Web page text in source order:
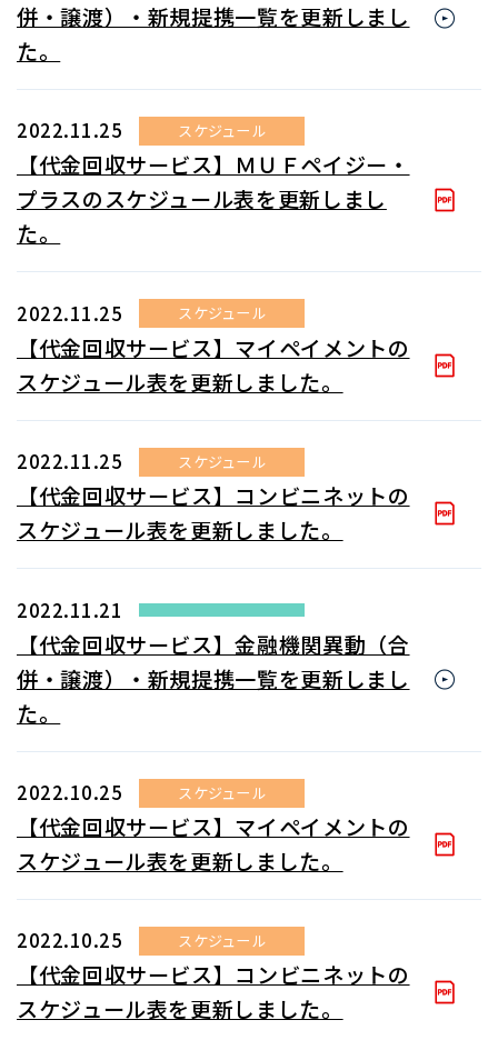
併・譲渡）・新規提携一覧を更新しまし
た。
2022.11.25 スケジュール
【代金回収サービス】ＭＵＦペイジー・
プラスのスケジュール表を更新しまし
た。
2022.11.25 スケジュール
【代金回収サービス】マイペイメントの
スケジュール表を更新しました。
2022.11.25 スケジュール
【代金回収サービス】コンビニネットの
スケジュール表を更新しました。
2022.11.21
【代金回収サービス】金融機関異動（合
併・譲渡）・新規提携一覧を更新しまし
た。
2022.10.25 スケジュール
【代金回収サービス】マイペイメントの
スケジュール表を更新しました。
2022.10.25 スケジュール
【代金回収サービス】コンビニネットの
スケジュール表を更新しました。